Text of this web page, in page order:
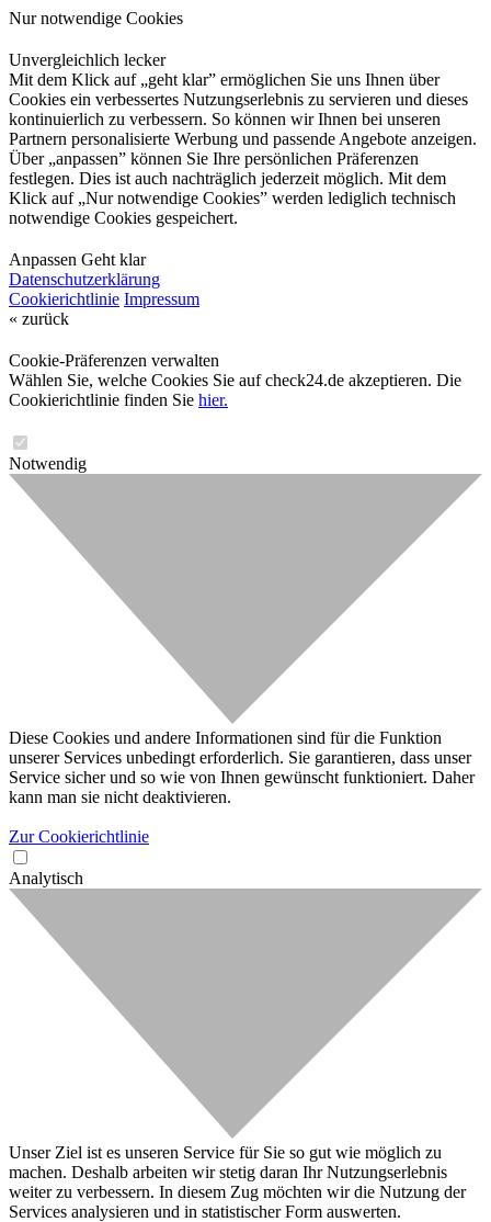
Nur notwendige Cookies
Unvergleichlich lecker
Mit dem Klick auf „geht klar” ermöglichen Sie uns Ihnen über
Cookies ein verbessertes Nutzungserlebnis zu servieren und dieses
kontinuierlich zu verbessern. So können wir Ihnen bei unseren
Partnern personalisierte Werbung und passende Angebote anzeigen.
Über „anpassen” können Sie Ihre persönlichen Präferenzen
festlegen. Dies ist auch nachträglich jederzeit möglich. Mit dem
Klick auf „Nur notwendige Cookies” werden lediglich technisch
notwendige Cookies gespeichert.
Anpassen Geht klar
Datenschutzerklärung
Cookierichtlinie Impressum
« zurück
Cookie-Präferenzen verwalten
Wählen Sie, welche Cookies Sie auf check24.de akzeptieren. Die
Cookierichtlinie finden Sie hier.
Notwendig
Diese Cookies und andere Informationen sind für die Funktion
unserer Services unbedingt erforderlich. Sie garantieren, dass unser
Service sicher und so wie von Ihnen gewünscht funktioniert. Daher
kann man sie nicht deaktivieren.
Zur Cookierichtlinie
Analytisch
Unser Ziel ist es unseren Service für Sie so gut wie möglich zu
machen. Deshalb arbeiten wir stetig daran Ihr Nutzungserlebnis
weiter zu verbessern. In diesem Zug möchten wir die Nutzung der
Services analysieren und in statistischer Form auswerten.